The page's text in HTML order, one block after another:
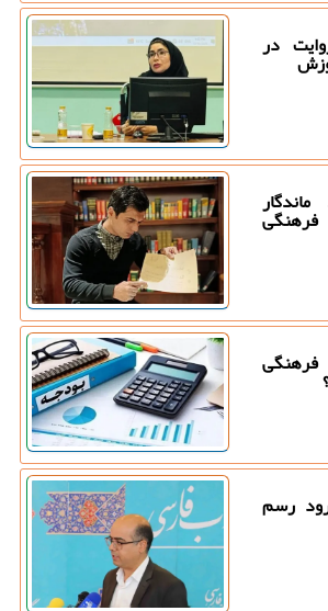
در
رسم